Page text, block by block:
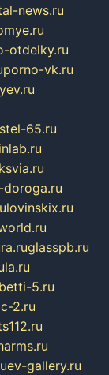
news.ru
otdelky.ru
porno-vk.ru
65.ru
lovinskix.ru
glasspb.ru
5.ru
2.ru
ev-gallery.ru